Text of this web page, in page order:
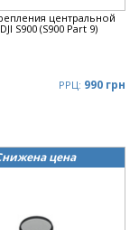
центральной
S900 (S900 Part 9)
РРЦ: 990 грн
цена